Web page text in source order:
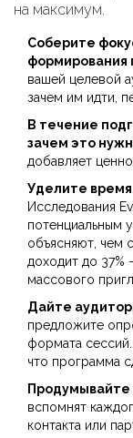
на максимум.
Соберите
формирования
вашей целевой
зачем им идти,
В течение
зачем это
добавляет
Уделите
Исследования
потенциальным
объясняют, чем
доходит до 37%
массового
Дайте
предложите
формата
что программа
Продумывайте
вспомнят
контакта или